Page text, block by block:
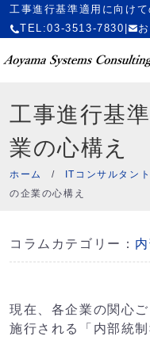
工事進行基準適用に向けて
TEL:03-3513-7830
工事進行基
業の心構え
ホーム / ITコンサルタン
の企業の心構え
コラムカテゴリー：
現在、各企業の関心
施行される「内部統